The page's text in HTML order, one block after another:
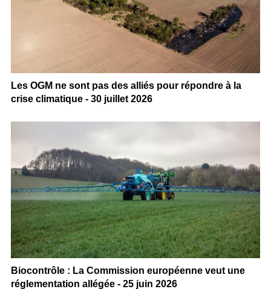
Les OGM ne sont pas des alliés pour répondre à la
crise climatique - 30 juillet 2026
Biocontrôle : La Commission européenne veut une
réglementation allégée - 25 juin 2026